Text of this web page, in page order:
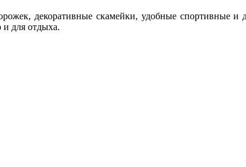
декоративные скамейки, удобные спортивные
и для отдыха.